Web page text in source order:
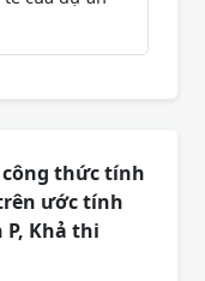
công thức tính
ước tính
P, Khả thi